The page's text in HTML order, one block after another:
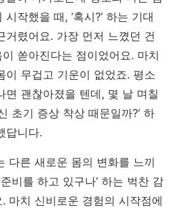
작했을 때, ‘혹시?’ 하는 기대
거렸어요. 가장 먼저 느꼈던 건
쏟아진다는 점이었어요. 마치
이 무겁고 기운이 없었죠. 평소
면 괜찮아졌을 텐데, 몇 날 며칠
초기 증상 착상 때문일까?’ 하
답니다.
다른 새로운 몸의 변화를 느끼
비를 하고 있구나’ 하는 벅찬 감
마치 신비로운 경험의 시작점에